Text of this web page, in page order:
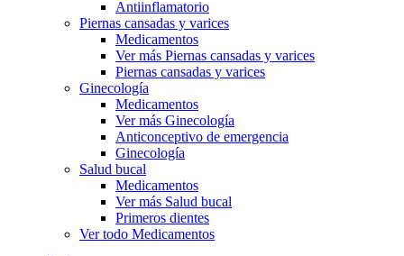
Antiinflamatorio
Piernas cansadas y varices
Medicamentos
Ver más Piernas cansadas y varices
Piernas cansadas y varices
Ginecología
Medicamentos
Ver más Ginecología
Anticonceptivo de emergencia
Ginecología
Salud bucal
Medicamentos
Ver más Salud bucal
Primeros dientes
Ver todo Medicamentos